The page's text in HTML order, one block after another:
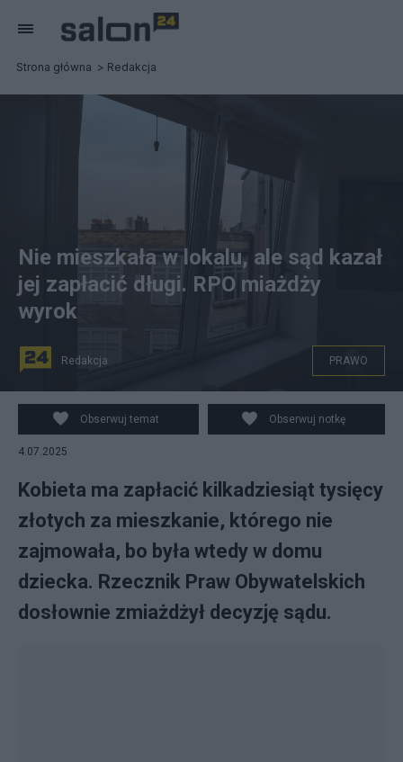
Strona główna Redakcja
Nie mieszkała w lokalu, ale sąd kazał
jej zapłacić długi. RPO miażdży
wyrok
Redakcja PRAWO
Obserwuj temat Obserwuj notkę
4.07.2025
Kobieta ma zapłacić kilkadziesiąt tysięcy
złotych za mieszkanie, którego nie
zajmowała, bo była wtedy w domu
dziecka. Rzecznik Praw Obywatelskich
dosłownie zmiażdżył decyzję sądu.